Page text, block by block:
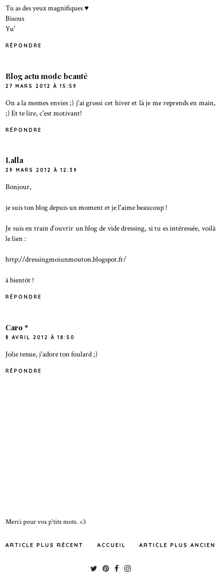
Tu as des yeux magnifiques ♥
Bisous
Yu'
RÉPONDRE
Blog actu mode beauté
27 MARS 2012 À 15:59
On a la memes envies ;) j'ai grossi cet hiver et là je me reprends en main,
;) Et te lire, c'est motivant!
RÉPONDRE
Lalla
29 MARS 2012 À 12:39
Bonjour,
je suis ton blog depuis un moment et je l'aime beaucoup !
Je suis en train d'ouvrir un blog de vide dressing, si tu es intéressée, voilà
le lien :
http://dressingmoiunmouton.blogspot.fr/
à bientôt !
RÉPONDRE
Caro *
8 AVRIL 2012 À 18:50
Jolie tenue, j'adore ton foulard ;)
RÉPONDRE
Merci pour vos p'tits mots. <3
ARTICLE PLUS RÉCENT ARTICLE PLUS ANCIEN
ACCUEIL